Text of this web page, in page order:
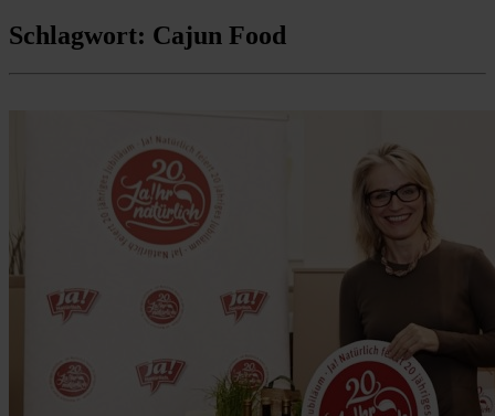
Schlagwort: Cajun Food